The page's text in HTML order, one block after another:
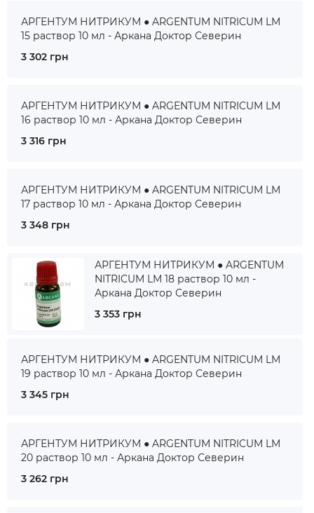
АРГЕНТУМ НИТРИКУМ ● ARGENTUM NITRICUM LM
15 раствор 10 мл - Аркана Доктор Северин
3 302 грн
АРГЕНТУМ НИТРИКУМ ● ARGENTUM NITRICUM LM
16 раствор 10 мл - Аркана Доктор Северин
3 316 грн
АРГЕНТУМ НИТРИКУМ ● ARGENTUM NITRICUM LM
17 раствор 10 мл - Аркана Доктор Северин
3 348 грн
АРГЕНТУМ НИТРИКУМ ● ARGENTUM
NITRICUM LM 18 раствор 10 мл -
Аркана Доктор Северин
3 353 грн
АРГЕНТУМ НИТРИКУМ ● ARGENTUM NITRICUM LM
19 раствор 10 мл - Аркана Доктор Северин
3 345 грн
АРГЕНТУМ НИТРИКУМ ● ARGENTUM NITRICUM LM
20 раствор 10 мл - Аркана Доктор Северин
3 262 грн